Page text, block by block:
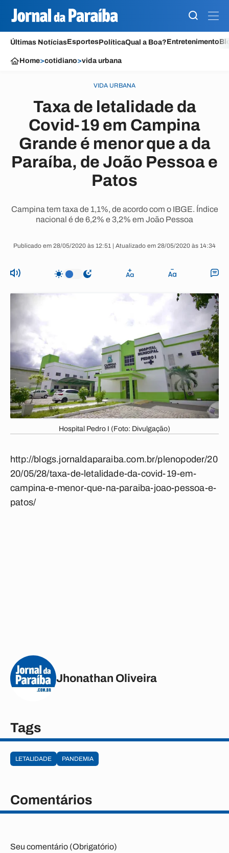
Últimas NotíciasEsportesPolíticaQual a Boa?Entretenimento
Home>cotidiano>vida urbana
VIDA URBANA
Taxa de letalidade da
Covid-19 em Campina
Grande é menor que a da
Paraíba, de João Pessoa e
Patos
Campina tem taxa de 1,1%, de acordo com o IBGE. Índice
nacional é de 6,2% e 3,2% em João Pessoa
Publicado em 28/05/2020 às 12:51 | Atualizado em 28/05/2020 às 14:34
Hospital Pedro I (Foto: Divulgação)
http://blogs.jornaldaparaiba.com.br/plenopoder/20
20/05/28/taxa-de-letalidade-da-covid-19-em-
campina-e-menor-que-na-paraiba-joao-pessoa-e-
patos/
Jhonathan Oliveira
Tags
LETALIDADE PANDEMIA
Comentários
Seu comentário (Obrigatório)